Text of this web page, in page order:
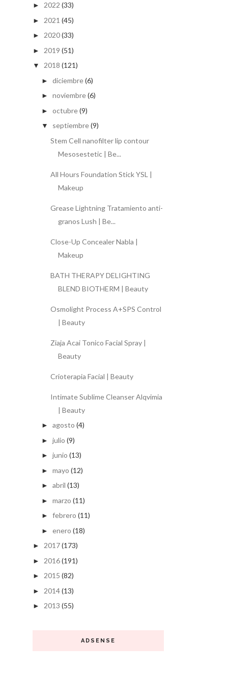
► 2022 (33)
► 2021 (45)
► 2020(33)
► 2019 (51)
▼ 2018 (121)
► diciembre(6)
► noviembre(6)
► octubre(9)
▼ septiembre(9)
Stem Cell nanofilter lip contour
Mesosestetic | Be...
All Hours Foundation Stick YSL |
Makeup
Grease Lightning Tratamiento anti-
granos Lush | Be...
Close-Up Concealer Nabla |
Makeup
BATH THERAPY DELIGHTING
BLEND BIOTHERM | Beauty
Osmolight Process A+SPS Control
| Beauty
Ziaja Acai Tonico Facial Spray |
Beauty
Crioterapia Facial | Beauty
Intimate Sublime Cleanser Alqvimia
| Beauty
► agosto (4)
► julio (9)
► junio (13)
► mayo (12)
► abril (13)
► marzo (11)
► febrero (11)
► enero (18)
► 2017(173)
► 2016(191)
► 2015 (82)
► 2014(13)
► 2013 (55)
ADSENSE